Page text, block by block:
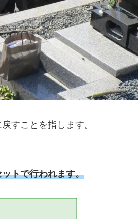
すことを指します。
トで行われます。